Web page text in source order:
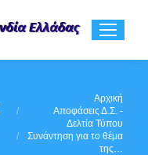
Αρχική
Αποφάσεις Δ.Σ. -
Δελτία Τύπου
Συνάντηση για το θέμα
της…